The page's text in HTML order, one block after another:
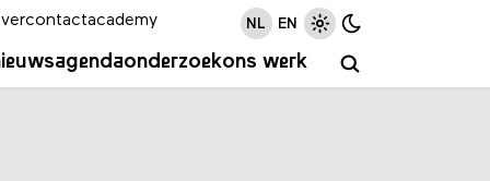
agendaonderzoekons werk
contactacademy NL EN